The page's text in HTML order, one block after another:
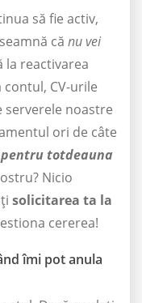
să fie activ,
că nu vei
la reactivarea
CV-urile
serverele noastre
ori de câte
pentru totdeauna
Nicio
solicitarea ta la
cererea!
îmi pot anula